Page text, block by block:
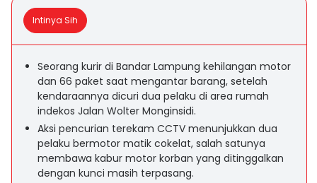
Intinya Sih
Seorang kurir di Bandar Lampung kehilangan motor
dan 66 paket saat mengantar barang, setelah
kendaraannya dicuri dua pelaku di area rumah
indekos Jalan Wolter Monginsidi.
Aksi pencurian terekam CCTV menunjukkan dua
pelaku bermotor matik cokelat, salah satunya
membawa kabur motor korban yang ditinggalkan
dengan kunci masih terpasang.